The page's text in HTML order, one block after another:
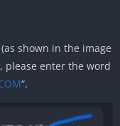
shown in the image
please enter the word
“.